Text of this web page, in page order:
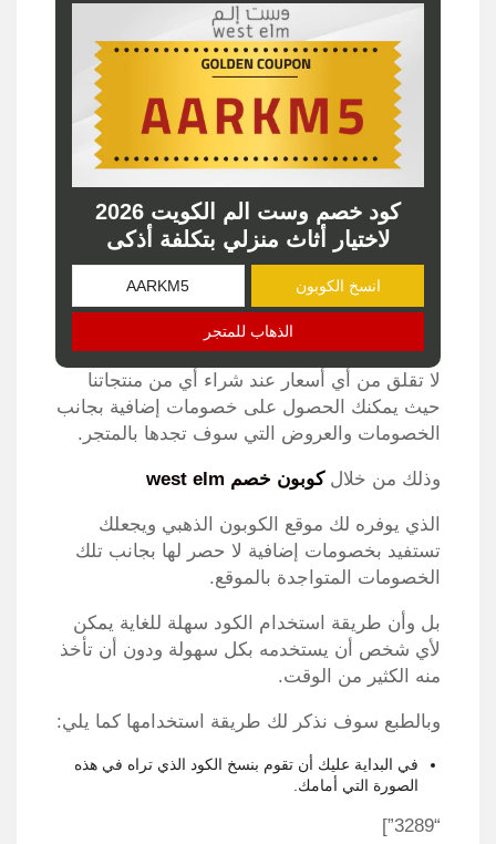
كود خصم وست الم الكويت 2026
لاختيار أثاث منزلي بتكلفة أذكى
انسخ الكوبون
الذهاب للمتجر
لا تقلق من أي أسعار عند شراء أي من منتجاتنا
حيث يمكنك الحصول على خصومات إضافية بجانب
الخصومات والعروض التي سوف تجدها بالمتجر.
وذلك من خلالكوبون خصم west elm
الذي يوفره لك موقع الكوبون الذهبي ويجعلك
تستفيد بخصومات إضافية لا حصر لها بجانب تلك
الخصومات المتواجدة بالموقع.
بل وأن طريقة استخدام الكود سهلة للغاية يمكن
لأي شخص أن يستخدمه بكل سهولة ودون أن تأخذ
منه الكثير من الوقت.
وبالطبع سوف نذكر لك طريقة استخدامها كما يلي:
في البداية عليك أن تقوم بنسخ الكود الذي تراه في هذه
الصورة التي أمامك.
“3289”]